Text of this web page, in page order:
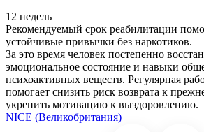
12 недель
Рекомендуемый срок реабилитации
устойчивые привычки без наркотиков.
За это время человек постепенно
эмоциональное состояние и навыки
психоактивных веществ. Регулярная
помогает снизить риск возврата к
укрепить мотивацию к выздоровлению.
NICE (Великобритания)